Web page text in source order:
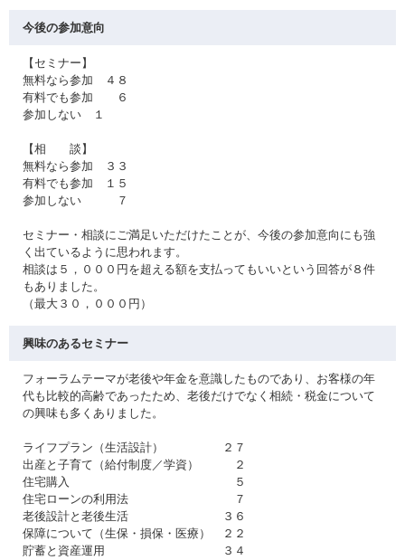
今後の参加意向
【セミナー】
無料なら参加 ４８
有料でも参加 ６
参加しない １
【相 談】
無料なら参加 ３３
有料でも参加 １５
参加しない ７
セミナー・相談にご満足いただけたことが、今後の参加意向にも強
く出ているように思われます。
相談は５，０００円を超える額を支払ってもいいという回答が８件
もありました。
（最大３０，０００円）
興味のあるセミナー
フォーラムテーマが老後や年金を意識したものであり、お客様の年
代も比較的高齢であったため、老後だけでなく相続・税金について
の興味も多くありました。
ライフプラン（生活設計） ２７
出産と子育て（給付制度／学資） ２
住宅購入 ５
住宅ローンの利用法 ７
老後設計と老後生活 ３６
保障について（生保・損保・医療） ２２
貯蓄と資産運用 ３４